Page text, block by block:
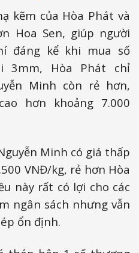
kẽm của Hòa Phát và
Hoa Sen, giúp người
đáng kể khi mua số
3mm, Hòa Phát chỉ
Minh còn rẻ hơn,
hơn khoảng 7.000
Minh có giá thấp
VNĐ/kg, rẻ hơn Hòa
này rất có lợi cho các
ngân sách nhưng vẫn
ổn định.